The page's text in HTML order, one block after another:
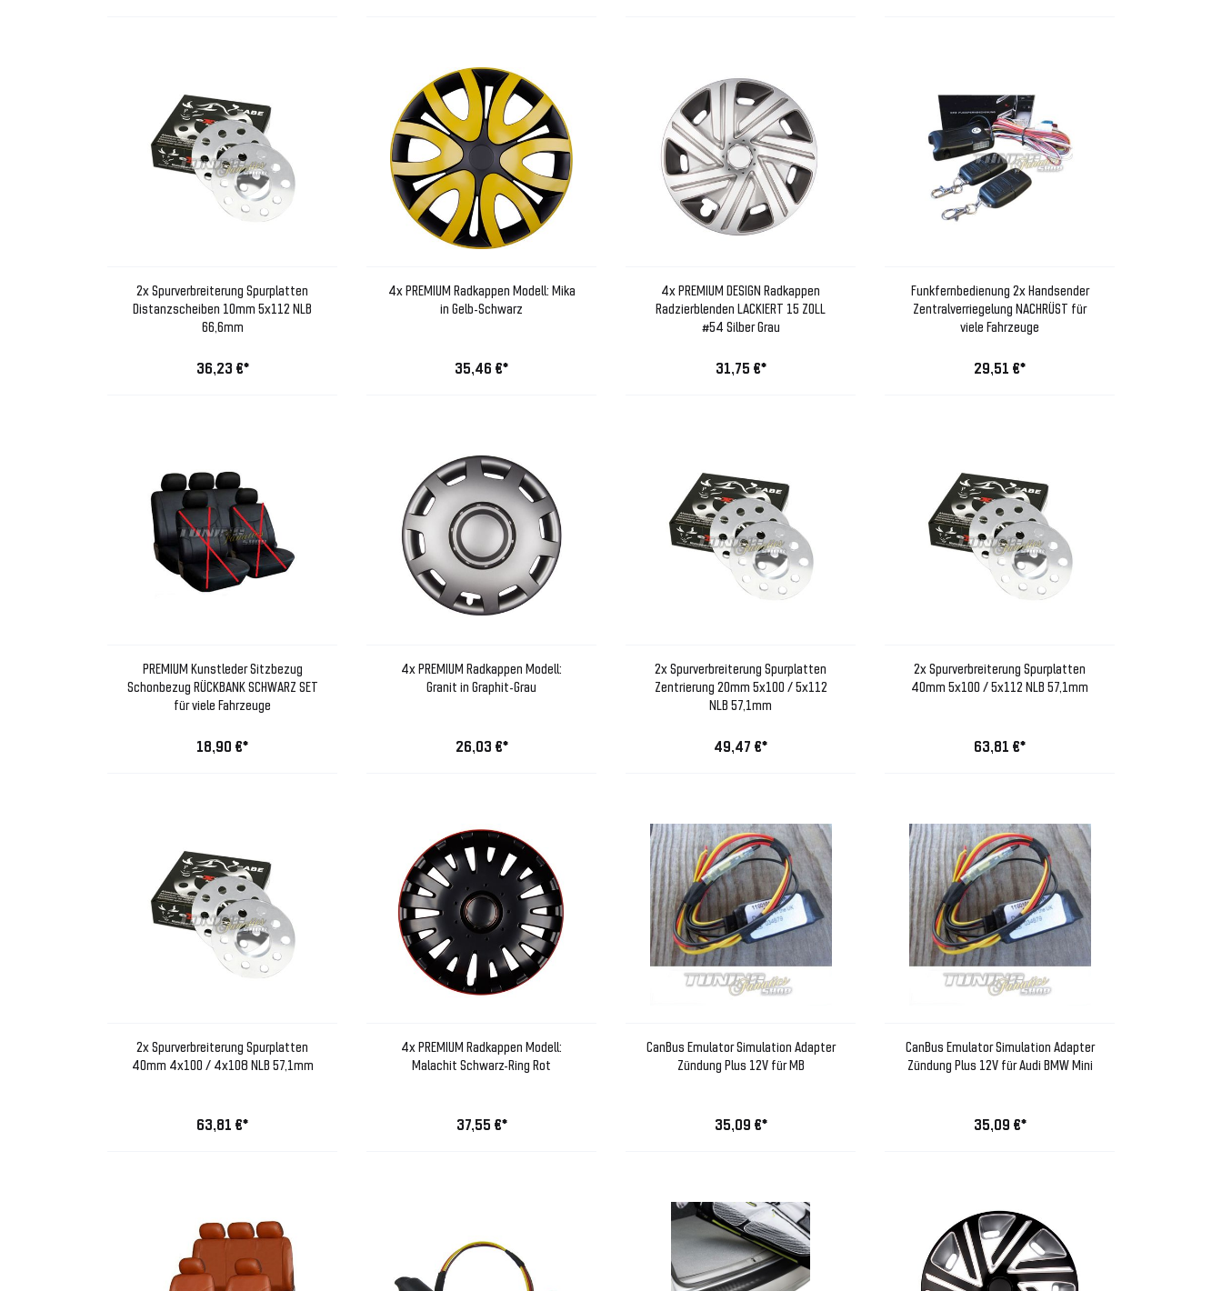
2x Spurverbreiterung Spurplatten
Distanzscheiben 10mm 5x112 NLB
66,6mm
36,23 €*
4x PREMIUM Radkappen Modell: Mika
in Gelb-Schwarz
35,46 €*
4x PREMIUM DESIGN Radkappen
Radzierblenden LACKIERT 15 ZOLL
#54 Silber Grau
31,75 €*
Funkfernbedienung 2x Handsender
Zentralverriegelung NACHRÜST für
viele Fahrzeuge
29,51 €*
PREMIUM Kunstleder Sitzbezug
Schonbezug RÜCKBANK SCHWARZ SET
für viele Fahrzeuge
18,90 €*
4x PREMIUM Radkappen Modell:
Granit in Graphit-Grau
26,03 €*
2x Spurverbreiterung Spurplatten
Zentrierung 20mm 5x100 / 5x112
NLB 57,1mm
49,47 €*
2x Spurverbreiterung Spurplatten
40mm 5x100 / 5x112 NLB 57,1mm
63,81 €*
2x Spurverbreiterung Spurplatten
40mm 4x100 / 4x108 NLB 57,1mm
63,81 €*
4x PREMIUM Radkappen Modell:
Malachit Schwarz-Ring Rot
37,55 €*
CanBus Emulator Simulation Adapter
Zündung Plus 12V für MB
35,09 €*
CanBus Emulator Simulation Adapter
Zündung Plus 12V für Audi BMW Mini
35,09 €*